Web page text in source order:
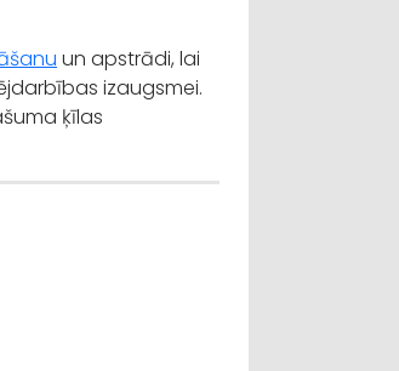
un apstrādi, lai
izaugsmei.
ķīlas